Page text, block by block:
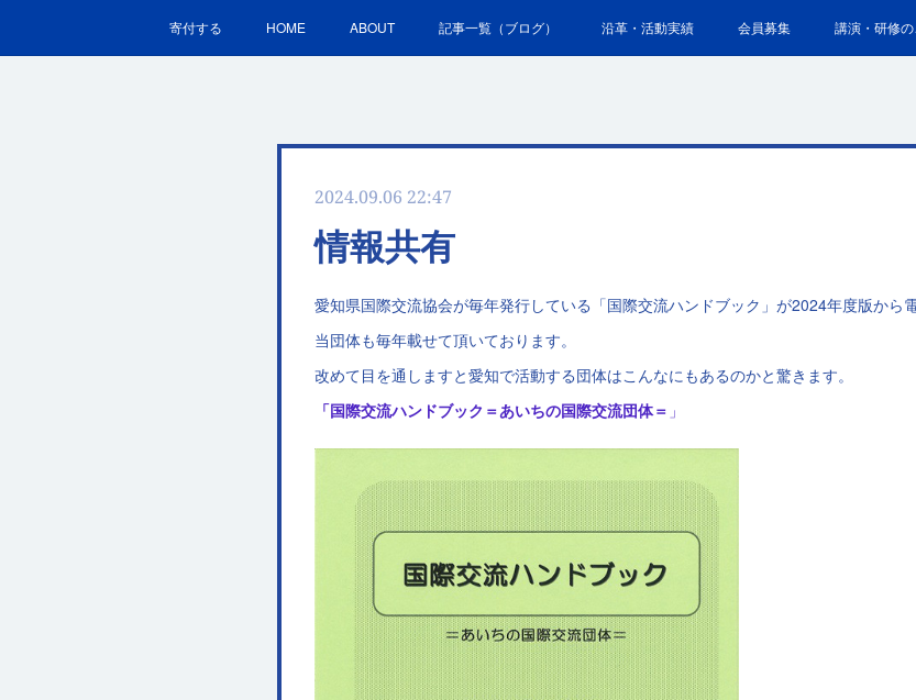
寄付する HOME ABOUT 記事一覧（ブログ） 沿革・活動実績 会員募集 講演・研修
2024.09.06 22:47
情報共有
愛知県国際交流協会が毎年発行している「国際交流ハンドブック」が2024年度版から
当団体も毎年載せて頂いております。
改めて目を通しますと愛知で活動する団体はこんなにもあるのかと驚きます。
「国際交流ハンドブック＝あいちの国際交流団体＝ 」